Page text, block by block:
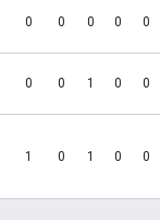
0 0 0 0 0
0 0 1 0 0
1 0 1 0 0